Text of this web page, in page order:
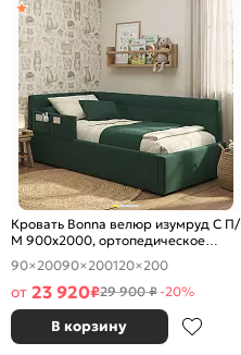
Кровать Bonna велюр изумруд С П/
М 900x2000, ортопедическое
основание, изголовье мягкое
90×20090×200120×200
от 23 920₽29 900 ₽-20%
В корзину